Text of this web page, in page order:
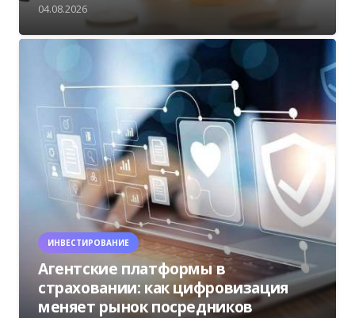
04.08.2026
ИНВЕСТИРОВАНИЕ
Агентские платформы в
страховании: как цифровизация
меняет рынок посредников